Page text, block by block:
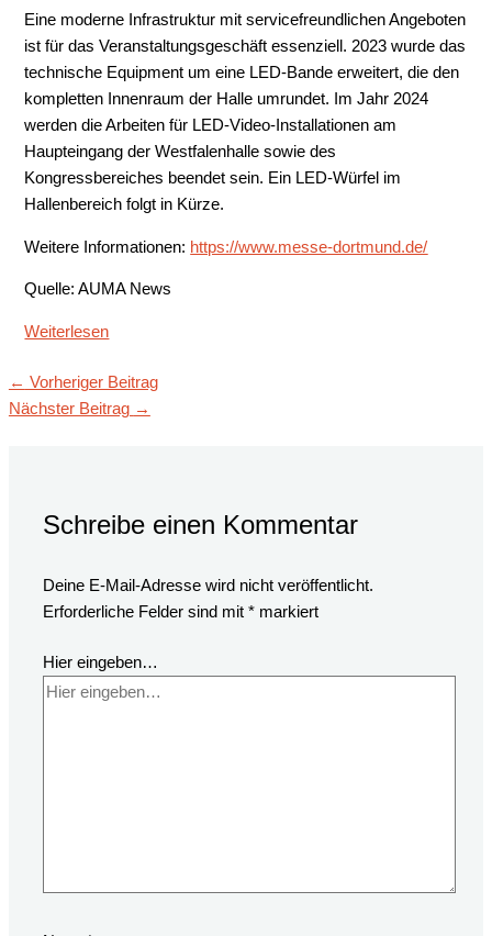
Eine moderne Infrastruktur mit servicefreundlichen Angeboten
ist für das Veranstaltungsgeschäft essenziell. 2023 wurde das
technische Equipment um eine LED-Bande erweitert, die den
kompletten Innenraum der Halle umrundet. Im Jahr 2024
werden die Arbeiten für LED-Video-Installationen am
Haupteingang der Westfalenhalle sowie des
Kongressbereiches beendet sein. Ein LED-Würfel im
Hallenbereich folgt in Kürze.
Weitere Informationen: https://www.messe-dortmund.de/
Quelle: AUMA News
Weiterlesen
← Vorheriger Beitrag
Nächster Beitrag →
Schreibe einen Kommentar
Deine E-Mail-Adresse wird nicht veröffentlicht.
Erforderliche Felder sind mit* markiert
Hier eingeben…